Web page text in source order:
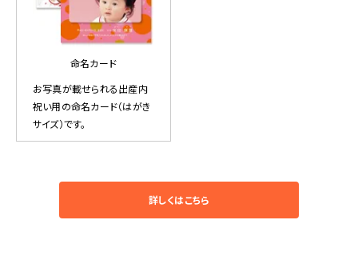
命名カード
お写真が載せられる出産内
祝い用の命名カード（はがき
サイズ）です。
詳しくはこちら